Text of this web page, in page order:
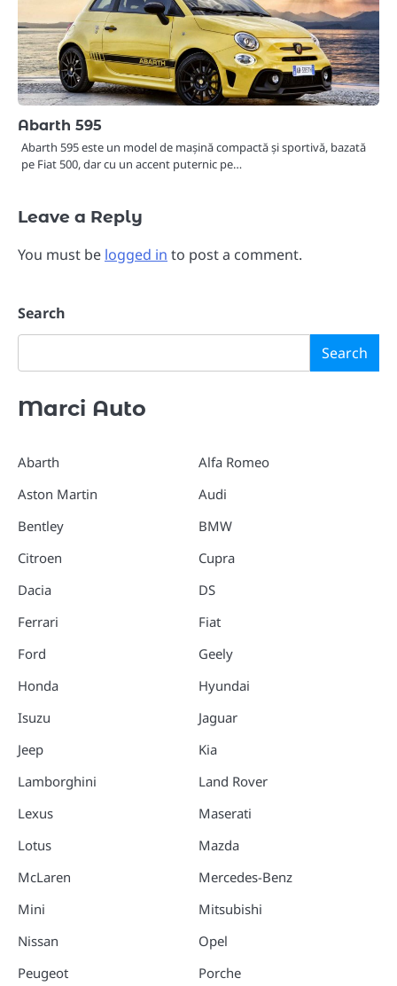
Abarth 595
Abarth 595 este un model de mașină compactă și sportivă, bazată
pe Fiat 500, dar cu un accent puternic pe…
Leave a Reply
You must be logged in to post a comment.
Search
Search
Marci Auto
Abarth
Aston Martin
Bentley
Citroen
Dacia
Ferrari
Ford
Honda
Isuzu
Jeep
Lamborghini
Lexus
Lotus
McLaren
Mini
Nissan
Peugeot
Alfa Romeo
Audi
BMW
Cupra
DS
Fiat
Geely
Hyundai
Jaguar
Kia
Land Rover
Maserati
Mazda
Mercedes-Benz
Mitsubishi
Opel
Porche